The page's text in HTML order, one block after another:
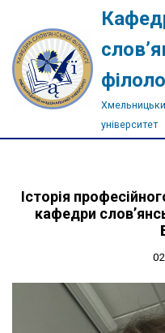
Перейти
до
вмісту
університет
Історія
кафедри